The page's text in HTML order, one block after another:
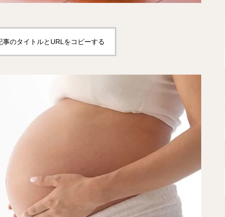
事のタイトルとURLをコピーする